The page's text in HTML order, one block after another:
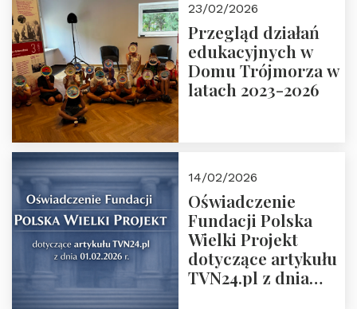
Rozmawiają red.
Grzegorz Górny i
prof. Michał
Łuczewski
23/02/2026
Przegląd działań
edukacyjnych w
Domu Trójmorza w
latach 2023-2026
14/02/2026
Oświadczenie
Fundacji Polska
Wielki Projekt
dotyczące artykułu
TVN24.pl z dnia